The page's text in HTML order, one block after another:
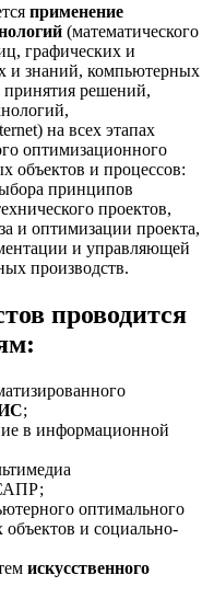
применение
(математического
графических и
и знаний, компьютерных
принятия решений,
на всех этапах
оптимизационного
объектов и процессов:
принципов
проектов,
и оптимизации проекта,
и управляющей
производств.
проводится
;
в информационной
оптимального
и социально-
искусственного